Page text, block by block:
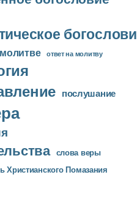
ответ на молитву
послушание
слова веры
Христианского Помазания